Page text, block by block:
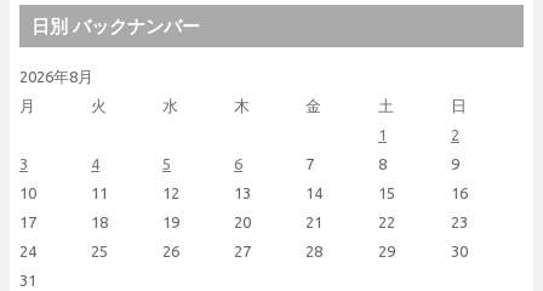
日別 バックナンバー
2026年8月
月
火 水 木 金 土 日
1
2
3
4 5 6 7 8
9
10
11 12 13 14 15
16
17
18 19 20 21 22
23
24
25 26 27 28 29
30
31